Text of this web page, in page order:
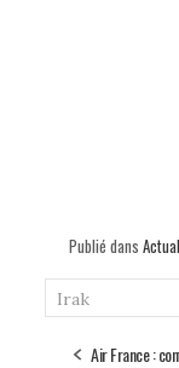
Publié dans
Irak
Air France :